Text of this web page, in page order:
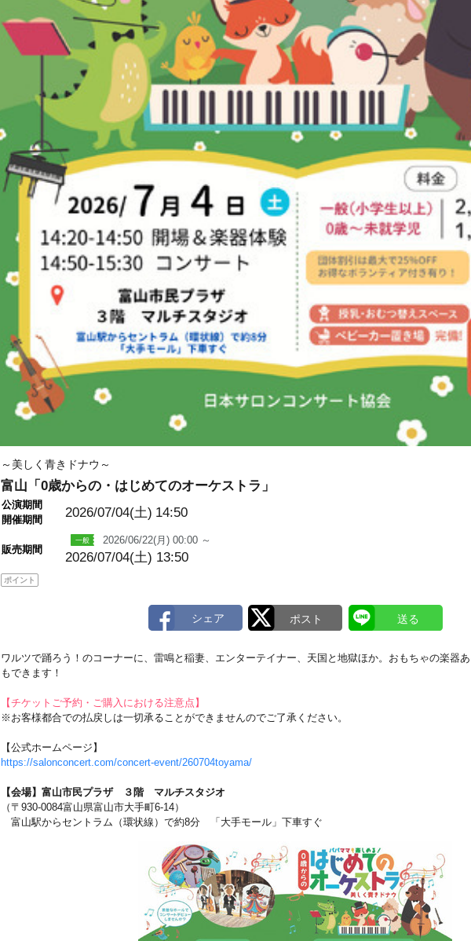
～美しく青きドナウ～
富山「0歳からの・はじめてのオーケストラ」
公演期間
開催期間
2026/07/04(土) 14:50
販売期間
2026/06/22(月) 00:00 ～
2026/07/04(土) 13:50
ポイント
ワルツで踊ろう！のコーナーに、雷鳴と稲妻、エンターテイナー、天国と地獄ほか。おもちゃの楽器
もできます！
【チケットご予約・ご購入における注意点】
※お客様都合での払戻しは一切承ることができませんのでご了承ください。
【公式ホームページ】
https://salonconcert.com/concert-event/260704toyama/
【会場】富山市民プラザ ３階 マルチスタジオ
（〒930-0084富山県富山市大手町6-14）
富山駅からセントラム（環状線）で約8分 「大手モール」下車すぐ